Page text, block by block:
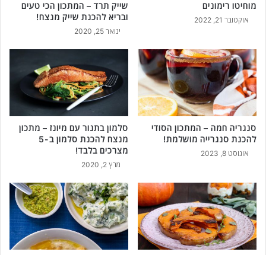
מוחיטו רימונים
אוקטובר 21, 2022
שייק תרד – המתכון הכי טעים
ובריא להכנת שייק מנצח!
ינואר 25, 2020
סנגריה חמה – המתכון הסודי
להכנת סנגרייה מושלמת!
אוגוסט 8, 2023
סלמון בתנור עם מיונז – מתכון
מנצח להכנת סלמון ב-5
מצרכים בלבד!
מרץ 2, 2020